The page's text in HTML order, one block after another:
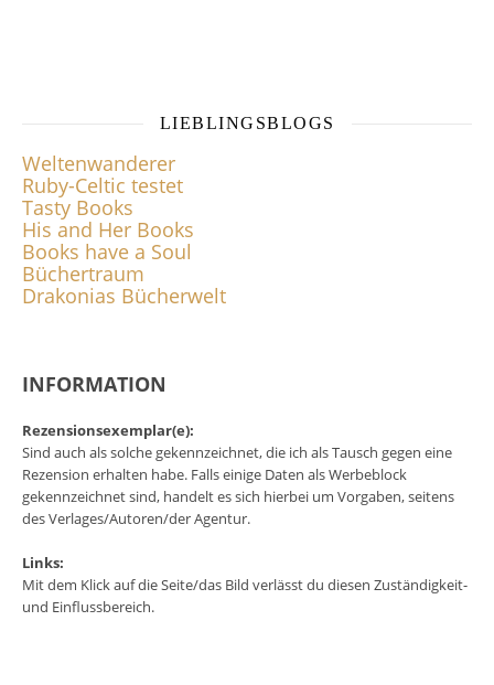
LIEBLINGSBLOGS
Weltenwanderer
Ruby-Celtic testet
Tasty Books
His and Her Books
Books have a Soul
Büchertraum
Drakonias Bücherwelt
INFORMATION
Rezensionsexemplar(e):
Sind auch als solche gekennzeichnet, die ich als Tausch gegen eine
Rezension erhalten habe. Falls einige Daten als Werbeblock
gekennzeichnet sind, handelt es sich hierbei um Vorgaben, seitens
des Verlages/Autoren/der Agentur.
Links:
Mit dem Klick auf die Seite/das Bild verlässt du diesen Zuständigkeit-
und Einflussbereich.